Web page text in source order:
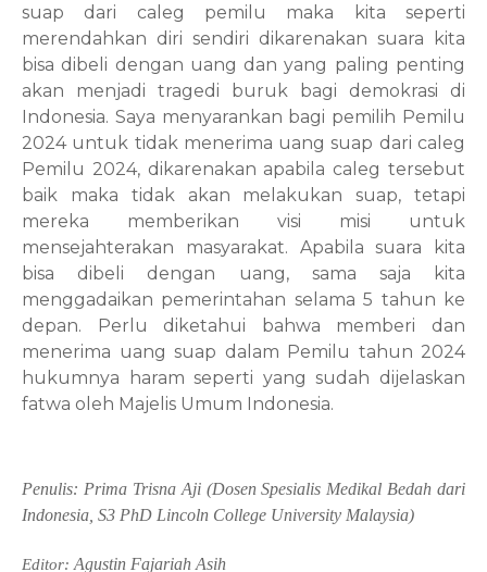
suap dari caleg pemilu maka kita seperti
merendahkan diri sendiri dikarenakan suara kita
bisa dibeli dengan uang dan yang paling penting
akan menjadi tragedi buruk bagi demokrasi di
Indonesia. Saya menyarankan bagi pemilih Pemilu
2024 untuk tidak menerima uang suap dari caleg
Pemilu 2024, dikarenakan apabila caleg tersebut
baik maka tidak akan melakukan suap, tetapi
mereka memberikan visi misi untuk
mensejahterakan masyarakat. Apabila suara kita
bisa dibeli dengan uang, sama saja kita
menggadaikan pemerintahan selama 5 tahun ke
depan. Perlu diketahui bahwa memberi dan
menerima uang suap dalam Pemilu tahun 2024
hukumnya haram seperti yang sudah dijelaskan
fatwa oleh Majelis Umum Indonesia.
Penulis: Prima Trisna Aji (Dosen Spesialis Medikal Bedah dari
Indonesia, S3 PhD Lincoln College University Malaysia)
Editor: Agustin Fajariah Asih